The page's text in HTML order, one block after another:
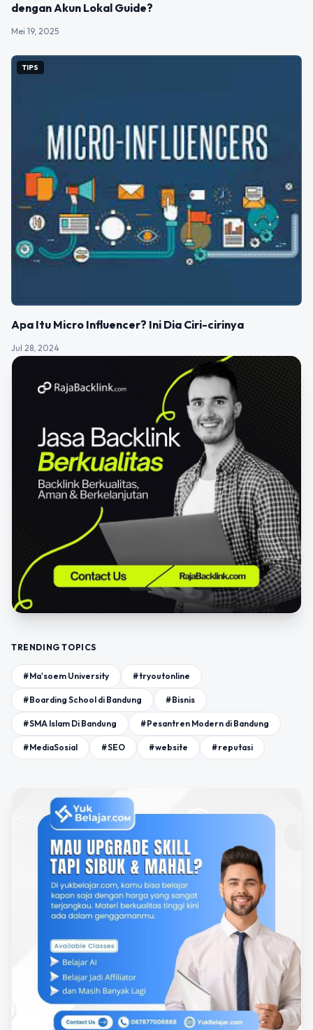
dengan Akun Lokal Guide?
Mei 19, 2025
TIPS
Apa Itu Micro Influencer? Ini Dia Ciri-cirinya
Jul 28, 2024
TRENDING TOPICS
#Ma'soem University #tryoutonline
#Boarding School di Bandung #Bisnis
#SMA Islam Di Bandung #Pesantren Modern di Bandung
#MediaSosial #SEO #website #reputasi